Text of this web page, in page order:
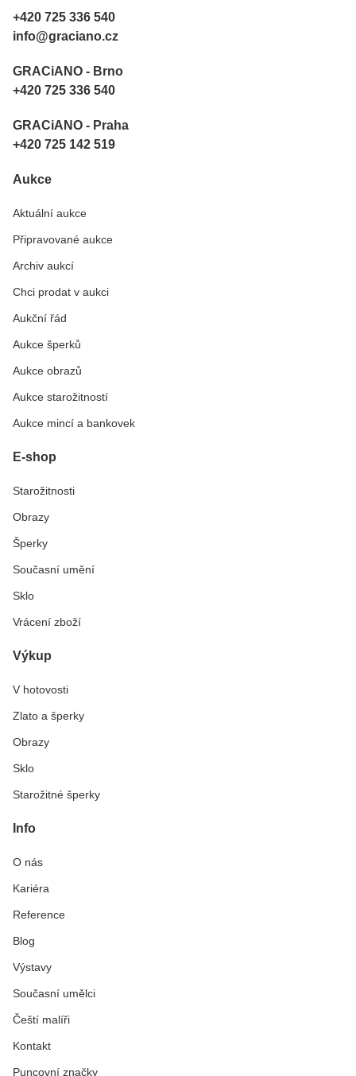
+420 725 336 540
info@graciano.cz
GRACiANO - Brno
+420 725 336 540
GRACiANO - Praha
+420 725 142 519
Aukce
Aktuální aukce
Připravované aukce
Archiv aukcí
Chci prodat v aukci
Aukční řád
Aukce šperků
Aukce obrazů
Aukce starožitností
Aukce mincí a bankovek
E-shop
Starožitnosti
Obrazy
Šperky
Současní umění
Sklo
Vrácení zboží
Výkup
V hotovosti
Zlato a šperky
Obrazy
Sklo
Starožitné šperky
Info
O nás
Kariéra
Reference
Blog
Výstavy
Současní umělci
Čeští malíři
Kontakt
Puncovní značky